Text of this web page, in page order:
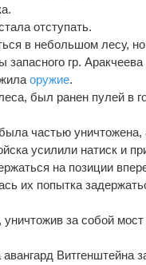
отступать.
в небольшом лесу,
гр.
оружие.
был ранен пулей в
частью
усилили натиск и
на позиции
их попытка
за собой
авангард Витгенштейна